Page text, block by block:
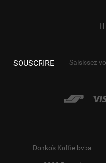
SOUSCRIRE
Donko's Koffie bvba